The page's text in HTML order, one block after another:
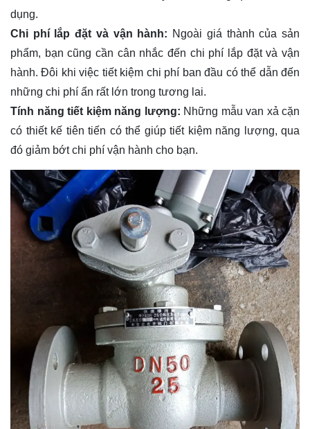
dụng.
Chi phí lắp đặt và vận hành: Ngoài giá thành của sản
phẩm, bạn cũng cần cân nhắc đến chi phí lắp đặt và vận
hành. Đôi khi việc tiết kiệm chi phí ban đầu có thể dẫn đến
những chi phí ẩn rất lớn trong tương lai.
Tính năng tiết kiệm năng lượng: Những mẫu van xả cặn
có thiết kế tiên tiến có thể giúp tiết kiệm năng lượng, qua
đó giảm bớt chi phí vận hành cho bạn.